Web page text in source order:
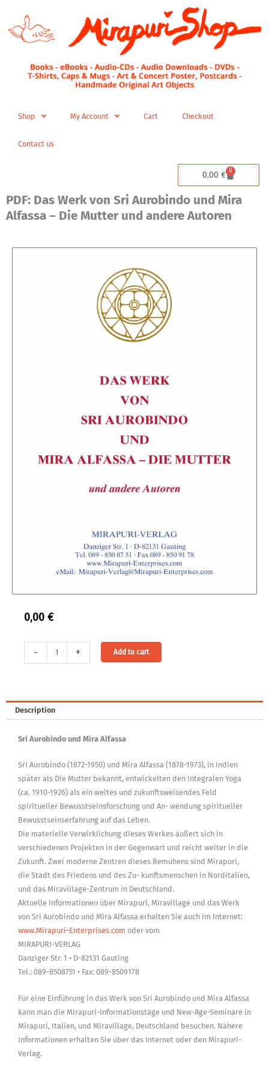
content
Shop My Account Cart Checkout
Contact us
0,00 € 0
Cart
PDF: Das Werk von Sri Aurobindo und Mira
Alfassa – Die Mutter und andere Autoren
0,00 €
-
Das
Sri
Aurobindo
Mira
+ Add to cart
Description
Sri Aurobindo und Mira Alfassa
Sri Aurobindo (1872-1950) und Mira Alfassa (1878-1973), in Indien
später als Die Mutter bekannt, entwickelten den Integralen Yoga
(ca. 1910-1926) als ein weites und zukunftsweisendes Feld
spiritueller Bewusstseinsforschung und An- wendung spiritueller
Bewusstseinserfahrung auf das Leben.
Die materielle Verwirklichung dieses Werkes äußert sich in
verschiedenen Projekten in der Gegenwart und reicht weiter in die
Zukunft. Zwei moderne Zentren dieses Bemühens sind Mirapuri,
die Stadt des Friedens und des Zu- kunftsmenschen in Norditalien,
und das Miravillage-Zentrum in Deutschland.
Aktuelle Informationen über Mirapuri, Miravillage und das Werk
von Sri Aurobindo und Mira Alfassa erhalten Sie auch im Internet:
www.Mirapuri-Enterprises.com oder vom
MIRAPURI-VERLAG
Danziger Str. 1 • D-82131 Gauting
Tel.: 089-8508751 • Fax: 089-8509178
Für eine Einführung in das Werk von Sri Aurobindo und Mira Alfassa
kann man die Mirapuri-Informationstage und New-Age-Seminare in
Mirapuri, Italien, und Miravillage, Deutschland besuchen. Nähere
Informationen erhalten Sie über das Internet oder den Mirapuri-
Verlag.